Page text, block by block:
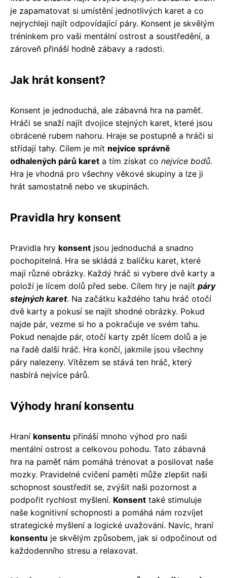
je zapamatovat si umístění jednotlivých karet a co
nejrychleji najít odpovídající páry. Konsent je skvělým
tréninkem pro vaši mentální ostrost a soustředění, a
zároveň přináší hodně zábavy a radosti.
Jak hrát konsent?
Konsent je jednoduchá, ale zábavná hra na paměť.
Hráči se snaží najít dvojice stejných karet, které jsou
obrácené rubem nahoru. Hraje se postupně a hráči si
střídají tahy. Cílem je mít nejvíce správně
odhalených párů karet a tím získat co nejvíce bodů.
Hra je vhodná pro všechny věkové skupiny a lze ji
hrát samostatně nebo ve skupinách.
Pravidla hry konsent
Pravidla hry konsent jsou jednoduchá a snadno
pochopitelná. Hra se skládá z balíčku karet, které
mají různé obrázky. Každý hráč si vybere dvě karty a
položí je lícem dolů před sebe. Cílem hry je najít páry
stejných karet. Na začátku každého tahu hráč otočí
dvě karty a pokusí se najít shodné obrázky. Pokud
najde pár, vezme si ho a pokračuje ve svém tahu.
Pokud nenajde pár, otočí karty zpět lícem dolů a je
na řadě další hráč. Hra končí, jakmile jsou všechny
páry nalezeny. Vítězem se stává ten hráč, který
nasbírá nejvíce párů.
Výhody hraní konsentu
Hraní konsentu přináší mnoho výhod pro naši
mentální ostrost a celkovou pohodu. Tato zábavná
hra na paměť nám pomáhá trénovat a posilovat naše
mozky. Pravidelné cvičení paměti může zlepšit naši
schopnost soustředit se, zvýšit naši pozornost a
podpořit rychlost myšlení. Konsent také stimuluje
naše kognitivní schopnosti a pomáhá nám rozvíjet
strategické myšlení a logické uvažování. Navíc, hraní
konsentu je skvělým způsobem, jak si odpočinout od
každodenního stresu a relaxovat.